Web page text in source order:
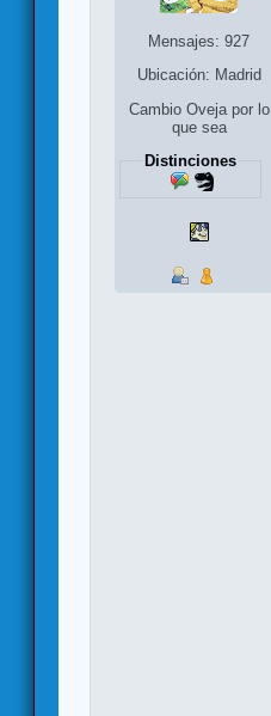
Mensajes: 927
Ubicación: Madrid
Cambio Oveja por lo
que sea
Distinciones